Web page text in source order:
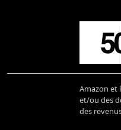
Amazon et
et/ou des
des